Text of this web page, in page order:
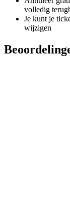
volledig
Je kunt je
wijzigen